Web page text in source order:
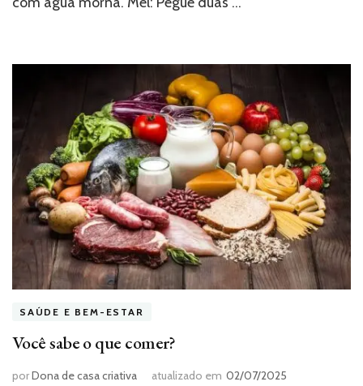
SAÚDE E BEM-ESTAR
Você sabe o que comer?
porDona de casa criativa atualizado em 02/07/2025